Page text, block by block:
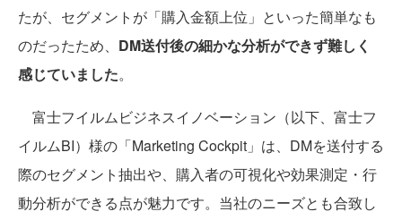
たが、セグメントが「購入金額上位」といった簡単なも
のだったため、 DM送付後の細かな分析ができず難しく
感じていました。
富士フイルムビジネスイノベーション（以下、富士フ
イルムBI）様の「Marketing Cockpit」は、DMを送付する
際のセグメント抽出や、購入者の可視化や効果測定・行
動分析ができる点が魅力です。当社のニーズとも合致し